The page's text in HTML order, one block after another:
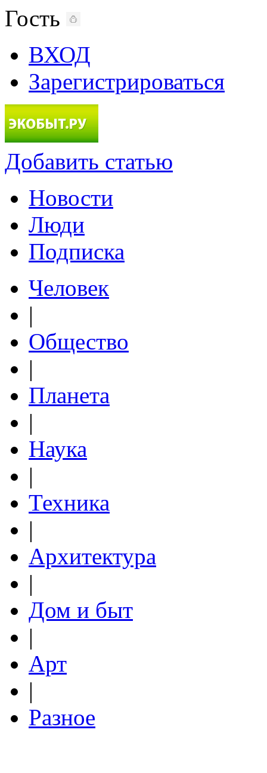
Гость
ВХОД
Зарегистрироваться
Добавить статью
Новости
Люди
Подписка
Человек
|
Общество
|
Планета
|
Наука
|
Техника
|
Архитектура
|
Дом и быт
|
Арт
|
Разное